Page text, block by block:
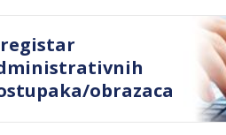
registar
obrazaca